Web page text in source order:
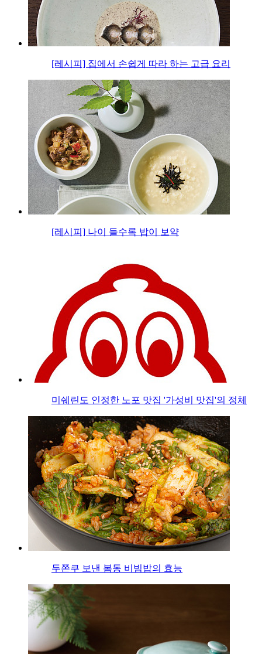
[레시피] 집에서 손쉽게 따라 하는 고급 요리
[레시피] 나이 들수록 밥이 보약
미쉐린도 인정한 노포 맛집 '가성비 맛집'의 정체
두쫀쿠 보낸 봄동 비빔밥의 효능